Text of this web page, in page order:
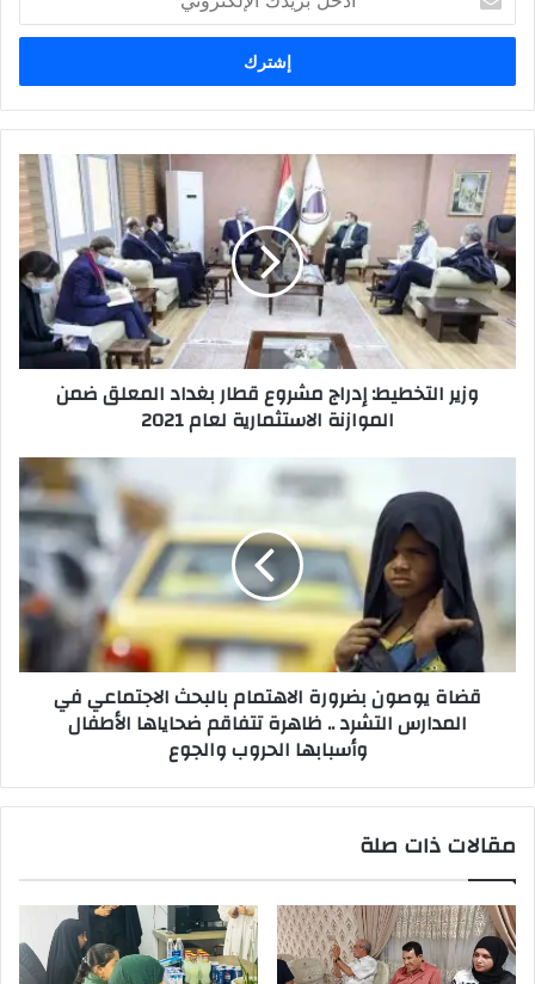
بريدك
الإلكتروني
وزير
التخطيط:
إدراج
مشروع
قطار
بغداد
المعلق
ضمن
الموازنة
الاستثماريةوزير التخطيط: إدراج مشروع قطار بغداد المعلق ضمن
الموازنة الاستثمارية لعام 2021
بضرورة
الاهتمام
الاجتماعي
في
المدارس
التشرد
الأطفال
الحروب
قضاة يوصون بضرورة الاهتمام بالبحث الاجتماعي في
المدارس التشرد .. ظاهرة تتفاقم ضحاياها الأطفال
وأسبابها الحروب والجوع
مقالات ذات صلة